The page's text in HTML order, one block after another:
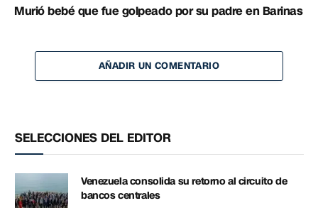
Murió bebé que fue golpeado por su padre en Barinas
AÑADIR UN COMENTARIO
SELECCIONES DEL EDITOR
Venezuela consolida su retorno al circuito de
bancos centrales